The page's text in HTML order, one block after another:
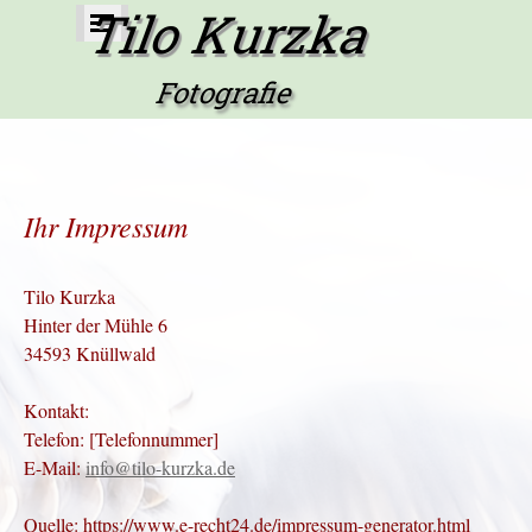
Direkt zum Seiteninhalt
Tilo Kurzka
Fotografie
Menü überspringen
Ihr Impressum
Tilo Kurzka
Hinter der Mühle 6
34593 Knüllwald
Kontakt:
Telefon: [Telefonnummer]
E-Mail:info@tilo-kurzka.de
Quelle: https://www.e-recht24.de/impressum-generator.html